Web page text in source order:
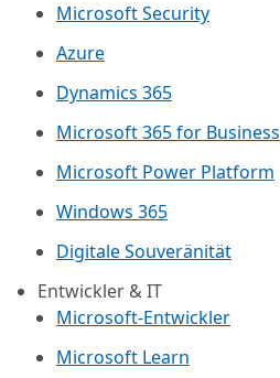
Microsoft Security
Azure
Dynamics 365
Microsoft 365 for Business
Microsoft Power Platform
Windows 365
Digitale Souveränität
Entwickler & IT
Microsoft-Entwickler
Microsoft Learn